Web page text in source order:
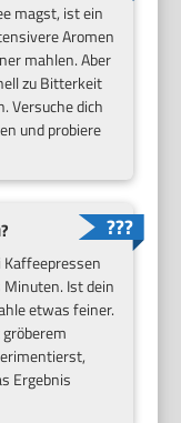
magst, ist ein
Aromen
mahlen. Aber
zu Bitterkeit
Versuche dich
und probiere
Kaffeepressen
Ist dein
etwas feiner.
Ergebnis